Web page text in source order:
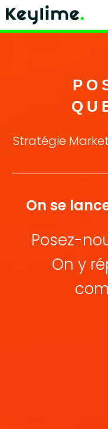
Stratégie
On se
Posez-
On y